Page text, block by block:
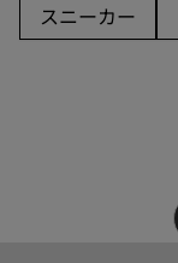
スニーカー